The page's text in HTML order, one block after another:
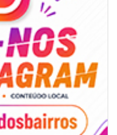
testagem rápida em frente